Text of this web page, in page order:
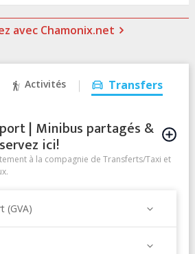
avec Chamonix.net
Activités Transfers
| Minibus partagés &
ici!
à la compagnie de Transferts/Taxi et
(GVA)